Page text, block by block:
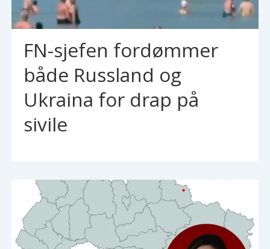
FN-sjefen fordømmer
både Russland og
Ukraina for drap på
sivile